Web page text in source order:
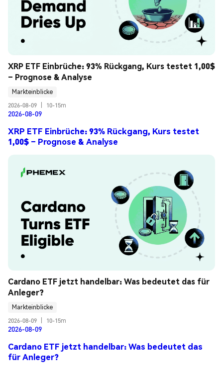
XRP ETF Einbrüche: 93% Rückgang, Kurs testet 1,00$
– Prognose & Analyse
Markteinblicke
2026-08-09
10-15m
2026-08-09
XRP ETF Einbrüche: 93% Rückgang, Kurs testet
1,00$ – Prognose & Analyse
Cardano ETF jetzt handelbar: Was bedeutet das für
Anleger?
Markteinblicke
2026-08-09
10-15m
2026-08-09
Cardano ETF jetzt handelbar: Was bedeutet das
für Anleger?